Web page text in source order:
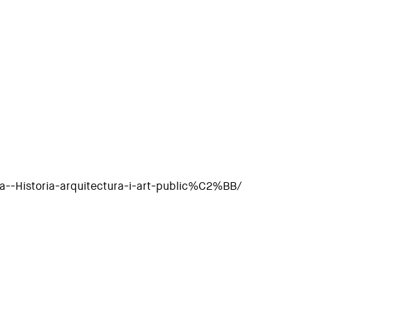
Historia-arquitectura-i-art-public%C2%BB/